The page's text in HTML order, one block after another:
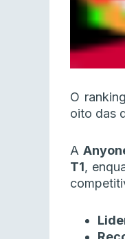
O
oito das
A
T1,